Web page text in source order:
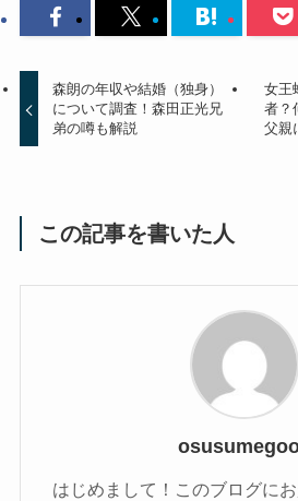
森朗の年収や結婚（独身）
について調査！森田正光兄
弟の噂も解説
女王
者？
父親
この記事を書いた人
はじめまして！このブログに